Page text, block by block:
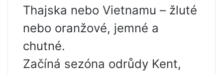
Thajska nebo Vietnamu – žluté
nebo oranžové, jemné a
chutné.
Začíná sezóna odrůdy Kent,